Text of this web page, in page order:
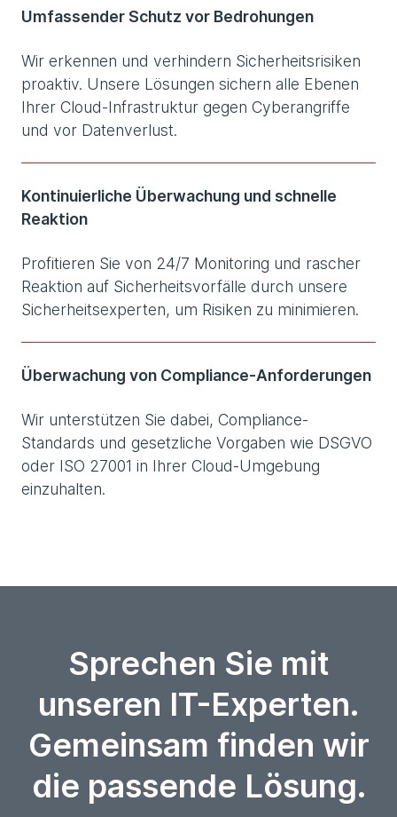
Umfassender Schutz vor Bedrohungen
Wir erkennen und verhindern Sicherheitsrisiken
proaktiv. Unsere Lösungen sichern alle Ebenen
Ihrer Cloud-Infrastruktur gegen Cyberangriffe
und vor Datenverlust.
Kontinuierliche Überwachung und schnelle
Reaktion
Profitieren Sie von 24/7 Monitoring und rascher
Reaktion auf Sicherheitsvorfälle durch unsere
Sicherheitsexperten, um Risiken zu minimieren.
Überwachung von Compliance-Anforderungen
Wir unterstützen Sie dabei, Compliance-
Standards und gesetzliche Vorgaben wie DSGVO
oder ISO 27001 in Ihrer Cloud-Umgebung
einzuhalten.
Sprechen Sie mit
unseren IT-Experten.
Gemeinsam finden wir
die passende Lösung.